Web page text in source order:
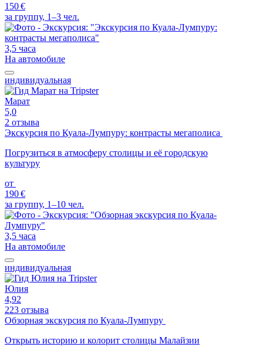
150 €
за группу, 1–3 чел.
3,5 часа
На автомобиле
индивидуальная
Марат
5,0
2 отзыва
Экскурсия по Куала-Лумпуру: контрасты мегаполиса
Погрузиться в атмосферу столицы и её городскую
культуру
от
190 €
за группу, 1–10 чел.
3,5 часа
На автомобиле
индивидуальная
Юлия
4,92
223 отзыва
Обзорная экскурсия по Куала-Лумпуру
Открыть историю и колорит столицы Малайзии